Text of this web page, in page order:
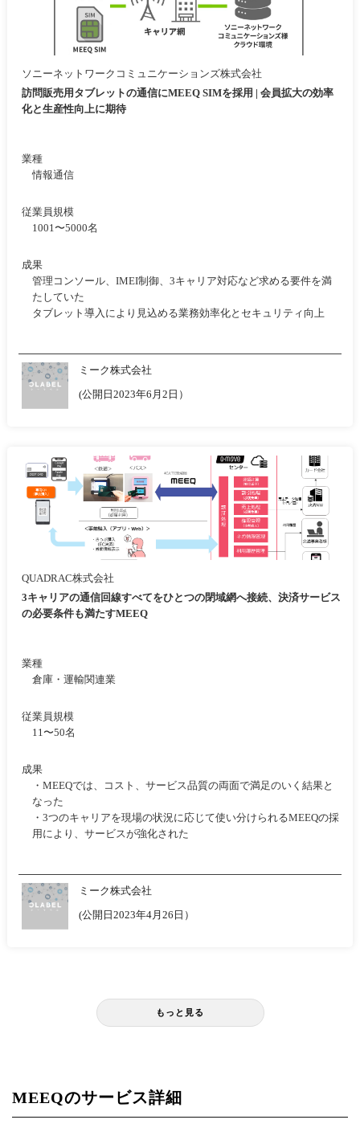
ソニーネットワークコミュニケーションズ株式会社
訪問販売用タブレットの通信にMEEQ SIMを採用 | 会員拡大の効率
化と生産性向上に期待
業種
情報通信
従業員規模
1001〜5000名
成果
管理コンソール、IMEI制御、3キャリア対応など求める要件を満
たしていた
タブレット導入により見込める業務効率化とセキュリティ向上
ミーク株式会社
(公開日2023年6月2日）
QUADRAC株式会社
3キャリアの通信回線すべてをひとつの閉域網へ接続、決済サービス
の必要条件も満たすMEEQ
業種
倉庫・運輸関連業
従業員規模
11〜50名
成果
・MEEQでは、コスト、サービス品質の両面で満足のいく結果と
なった
・3つのキャリアを現場の状況に応じて使い分けられるMEEQの採
用により、サービスが強化された
ミーク株式会社
(公開日2023年4月26日）
もっと見る
MEEQのサービス詳細